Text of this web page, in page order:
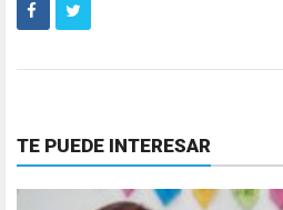
TE PUEDE INTERESAR